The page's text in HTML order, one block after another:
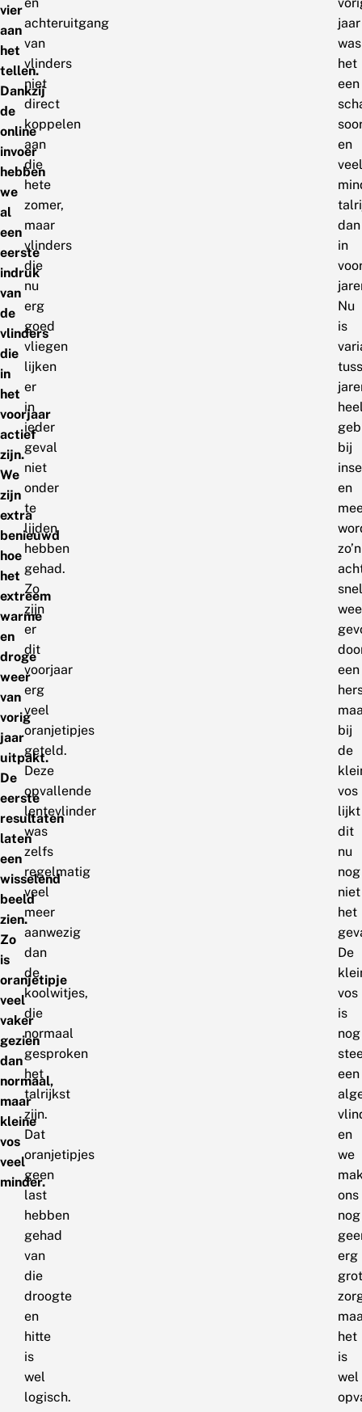
vier
aan
het
tellen.
Dankzij
de
online
invoer
hebben
we
al
een
eerste
indruk
van
de
vlinders
die
in
het
voorjaar
actief
zijn.
We
zijn
extra
benieuwd
hoe
het
extreem
warme
en
droge
weer
van
vorig
jaar
uitpakt.
De
eerste
resultaten
laten
een
wisselend
beeld
zien.
Zo
is
oranjetipje
veel
vaker
gezien
dan
normaal,
maar
kleine
vos
veel
minder.
achteruitgang
van
vlinders
niet
direct
koppelen
aan
die
hete
zomer,
maar
vlinders
die
nu
erg
goed
vliegen
lijken
er
in
ieder
geval
niet
onder
te
lijden
hebben
gehad.
Zo
zijn
er
dit
voorjaar
erg
veel
oranjetipjes
geteld.
Deze
opvallende
lentevlinder
was
zelfs
regelmatig
veel
meer
aanwezig
dan
de
koolwitjes,
die
normaal
gesproken
het
talrijkst
zijn.
Dat
oranjetipjes
geen
last
hebben
gehad
van
die
droogte
en
hitte
is
wel
logisch.
jaar
was
het
een
en
veel
dan
in
Nu
is
bij
en
zo’n
snel
een
bij
de
vos
lijkt
dit
nu
nog
niet
het
De
vos
is
nog
een
en
we
ons
nog
erg
het
is
wel